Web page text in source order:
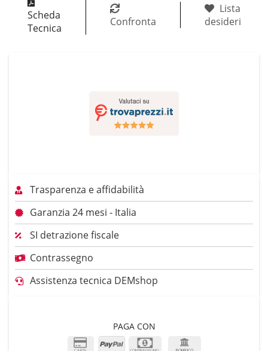
Scheda
Tecnica
Confronta
Lista
desideri
Trasparenza e affidabilità
Garanzia 24 mesi - Italia
SI detrazione fiscale
Contrassegno
Assistenza tecnica DEMshop
PAGA CON